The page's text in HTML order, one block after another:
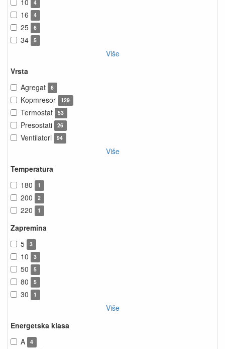
4
16 4
25 6
34 5
Više
Vrsta
Agregat
6
Kopmresor 129
Termostat 53
Presostati 26
Ventilatori 94
Više
Temperatura
180
1
200 2
220 1
Zapremina
5
3
10 3
50 5
80 5
30 1
Više
Energetska klasa
A
4